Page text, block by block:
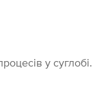
у суглобі.